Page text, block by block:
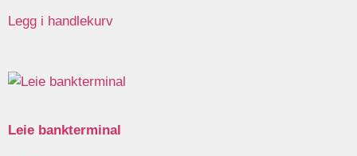
Legg i handlekurv
Leie bankterminal